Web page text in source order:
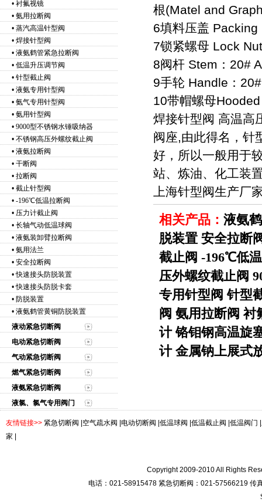
• 衬氟视镜
• 氨用拉断阀
• 蒸汽高温针型阀
• 焊接针型阀
• 液氨鹤管紧急拉断阀
• 低温升压调节阀
• 针型截止阀
• 液氨专用针型阀
• 氨气专用针型阀
• 氨用针型阀
• 9000型不锈钢水锤吸纳器
• 不锈钢高压外螺纹截止阀
• 液氨拉断阀
• 干断阀
• 拉断阀
• 截止针型阀
• -196℃低温拉断阀
• 压力计截止阀
• 长轴气动低温球阀
• 液氨装卸臂拉断阀
• 氨用法兰
• 安全拉断阀
•快速接头防脱装置
•快速接头防脱卡套
• 防脱装置
• 液氨鹤管黄铜防脱装置
液动紧急切断阀
电动紧急切断阀
气动紧急切断阀
燃气紧急切断阀
液氨紧急切断阀
液氯、氯气专用阀门
根(Matel and
6填料压盖
7锁紧螺母 Lock
8阀杆 Stem：20#
9手轮 Handle：
10带帽螺母
焊接针型阀 高温高
阀座,由此得名，针
好，所以一般用于
站、炼油、化工装
上海针型阀生产厂
相关产品： 液氨
脱装置 安全拉断
截止阀 -196℃低
压外螺纹截止阀
专用针型阀 针型
阀 氨用拉断阀 衬
计 铬钼钢高温旋
计 金属钠上展式
友情链接>> 紧急切断阀 空气疏水阀 电动切断阀 低温球阀 低温截止阀 低温阀门
家
Copyright 2009-2010 All Rights
电话：021-58915478 紧急切断阀：021-57566219